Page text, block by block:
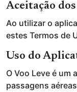
Aceitação
Ao utilizar o
estes Termos de
Uso do
O Voo Leve é um
passagens